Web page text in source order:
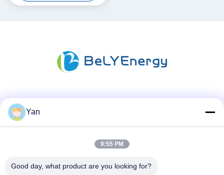
Liên lạc nhanh
ĐT:
Yan
9:55 PM
Good day, what product are you looking for?